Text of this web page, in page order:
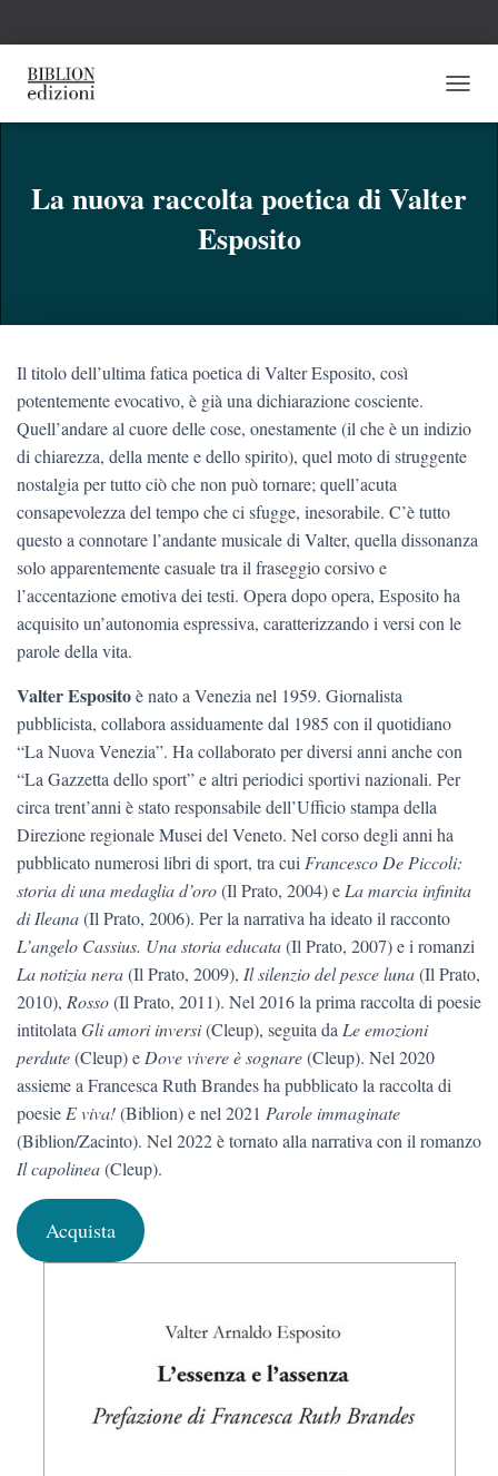
A
A
E
La nuova raccolta poetica di Valter
Esposito
Il titolo dell’ultima fatica poetica di Valter Esposito, così
potentemente evocativo, è già una dichiarazione cosciente.
Quell’andare al cuore delle cose, onestamente (il che è un indizio
di chiarezza, della mente e dello spirito), quel moto di struggente
nostalgia per tutto ciò che non può tornare; quell’acuta
consapevolezza del tempo che ci sfugge, inesorabile. C’è tutto
questo a connotare l’andante musicale di Valter, quella dissonanza
solo apparentemente casuale tra il fraseggio corsivo e
l’accentazione emotiva dei testi. Opera dopo opera, Esposito ha
acquisito un’autonomia espressiva, caratterizzando i versi con le
parole della vita.
Valter Espositoè nato a Venezia nel 1959. Giornalista
pubblicista, collabora assiduamente dal 1985 con il quotidiano
“La Nuova Venezia”. Ha collaborato per diversi anni anche con
“La Gazzetta dello sport” e altri periodici sportivi nazionali. Per
circa trent’anni è stato responsabile dell’Ufficio stampa della
Direzione regionale Musei del Veneto. Nel corso degli anni ha
pubblicato numerosi libri di sport, tra cui Francesco De Piccoli:
storia di una medaglia d’oro(Il Prato, 2004) e La marcia infinita
di Ileana(Il Prato, 2006). Per la narrativa ha ideato il racconto
L’angelo Cassius. Una storia educata(Il Prato, 2007) e i romanzi
La notizia nera(Il Prato, 2009), Il silenzio del pesce luna(Il Prato,
2010), Rosso(Il Prato, 2011). Nel 2016 la prima raccolta di poesie
intitolata Gli amori inversi(Cleup), seguita da Le emozioni
perdute(Cleup) e Dove vivere è sognare(Cleup). Nel 2020
assieme a Francesca Ruth Brandes ha pubblicato la raccolta di
poesie E viva!(Biblion) e nel 2021 Parole immaginate
(Biblion/Zacinto). Nel 2022 è tornato alla narrativa con il romanzo
Il capolinea(Cleup).
Acquista